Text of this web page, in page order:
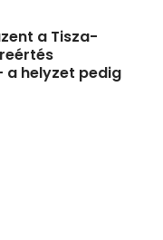
a Tisza-
helyzet pedig